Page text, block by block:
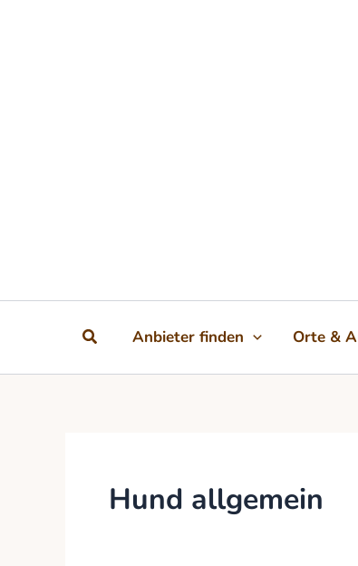
SuchenAnbieter finden Orte &
Hund allgemein